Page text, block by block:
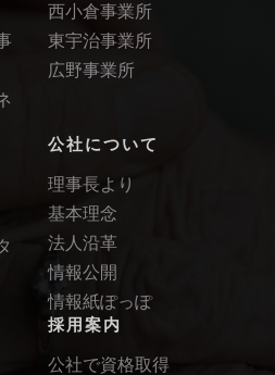
西小倉事業所
東宇治事業所
広野事業所
公社について
理事長より
基本理念
法人沿革
情報公開
情報紙ぽっぽ
採用案内
公社で資格取得